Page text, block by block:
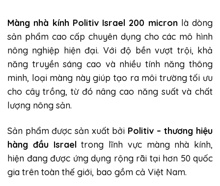
Màng nhà kính Politiv Israel 200 micronlà dòng
sản phẩm cao cấp chuyên dụng cho các mô hình
nông nghiệp hiện đại. Với độ bền vượt trội, khả
năng truyền sáng cao và nhiều tính năng thông
minh, loại màng này giúp tạo ra môi trường tối ưu
cho cây trồng, từ đó nâng cao năng suất và chất
lượng nông sản.
Sản phẩm được sản xuất bởi Politiv – thương hiệu
hàng đầu Israeltrong lĩnh vực màng nhà kính,
hiện đang được ứng dụng rộng rãi tại hơn 50 quốc
gia trên toàn thế giới, bao gồm cả Việt Nam.